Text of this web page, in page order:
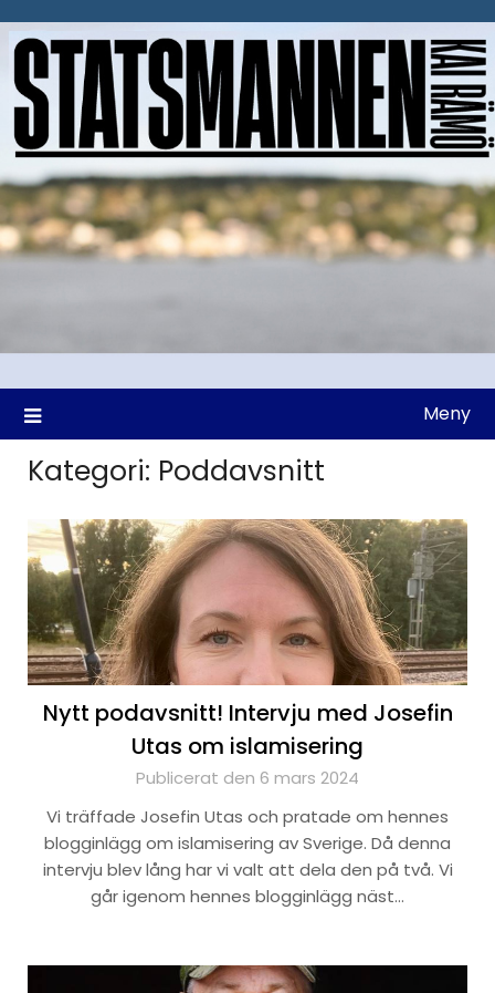
till
Meny
Kategori: Poddavsnitt
Nytt podavsnitt! Intervju med Josefin
Utas om islamisering
Publicerat den 6 mars 2024
Vi träffade Josefin Utas och pratade om hennes
blogginlägg om islamisering av Sverige. Då denna
intervju blev lång har vi valt att dela den på två. Vi
går igenom hennes blogginlägg näst…